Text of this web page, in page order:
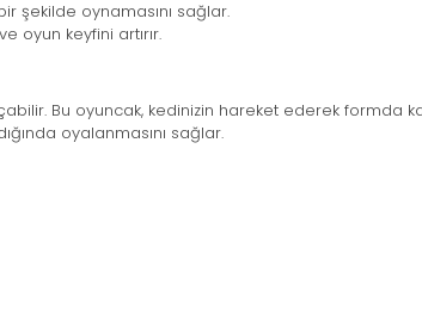
şekilde oynamasını sağlar.
oyun keyfini artırır.
Bu oyuncak, kedinizin hareket ederek formda
oyalanmasını sağlar.